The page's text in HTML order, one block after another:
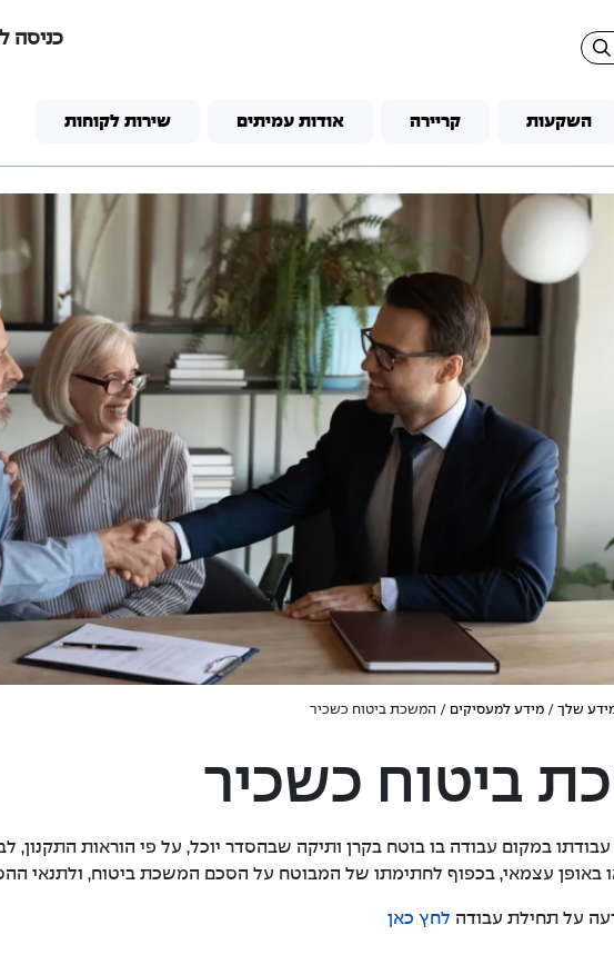
כניסה
השקעות קריירה אודות עמיתים שירות לקוחות
שלך / מידע למעסיקים / המשכת ביטוח כשכיר
ביטוח כשכיר
במקום עבודה בו בוטח בקרן ותיקה שבהסדר יוכל, על פי הוראות
באופן עצמאי, בכפוף לחתימתו של המבוטח על הסכם המשכת ביטוח, ולתנאי
על תחילת עבודה לחץ כאן